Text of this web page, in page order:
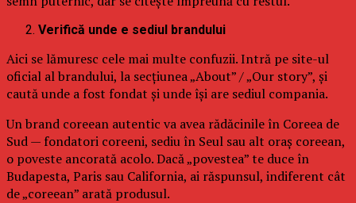
Verifică unde e sediul brandului
Aici se lămuresc cele mai multe confuzii. Intră pe site-ul
oficial al brandului, la secțiunea „About” / „Our story”, și
caută unde a fost fondat și unde își are sediul compania.
Un brand coreean autentic va avea rădăcinile în Coreea de
Sud — fondatori coreeni, sediu în Seul sau alt oraș coreean,
o poveste ancorată acolo. Dacă „povestea” te duce în
Budapesta, Paris sau California, ai răspunsul, indiferent cât
de „coreean” arată produsul.